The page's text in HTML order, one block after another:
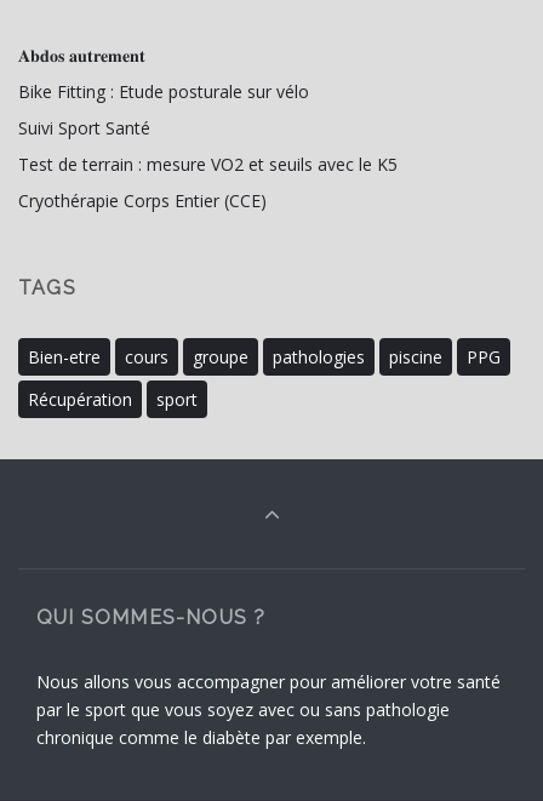
𝐀𝐛𝐝𝐨𝐬 𝐚𝐮𝐭𝐫𝐞𝐦𝐞𝐧𝐭
Bike Fitting : Etude posturale sur vélo
Suivi Sport Santé
Test de terrain : mesure VO2 et seuils avec le K5
Cryothérapie Corps Entier (CCE)
TAGS
Bien-etre cours groupe pathologies piscine
PPG
Récupération
sport
QUI SOMMES-NOUS ?
Nous allons vous accompagner pour améliorer votre santé
par le sport que vous soyez avec ou sans pathologie
chronique comme le diabète par exemple.